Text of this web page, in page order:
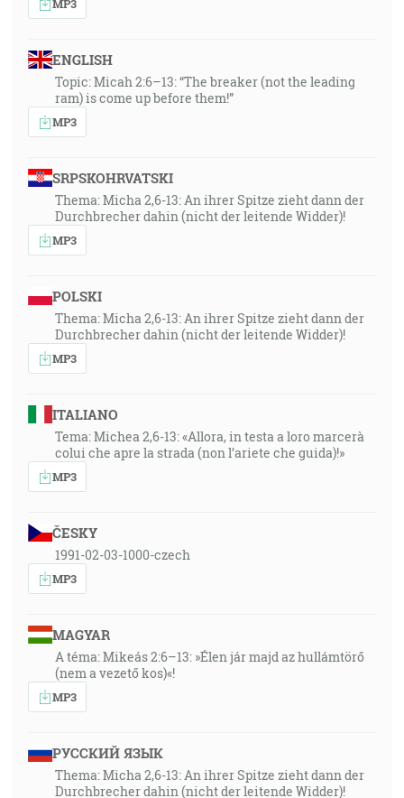
ENGLISH
Topic: Micah 2:6–13: “The breaker (not the leading
ram) is come up before them!”
MP3
SRPSKOHRVATSKI
Thema: Micha 2,6-13: An ihrer Spitze zieht dann der
Durchbrecher dahin (nicht der leitende Widder)!
MP3
POLSKI
Thema: Micha 2,6-13: An ihrer Spitze zieht dann der
Durchbrecher dahin (nicht der leitende Widder)!
MP3
ITALIANO
Tema: Michea 2,6-13: «Allora, in testa a loro marcerà
colui che apre la strada (non l’ariete che guida)!»
MP3
ČESKY
1991-02-03-1000-czech
MP3
MAGYAR
A téma: Mikeás 2:6–13: »Élen jár majd az hullámtörő
(nem a vezető kos)«!
MP3
РУССКИЙ ЯЗЫК
Thema: Micha 2,6-13: An ihrer Spitze zieht dann der
Durchbrecher dahin (nicht der leitende Widder)!